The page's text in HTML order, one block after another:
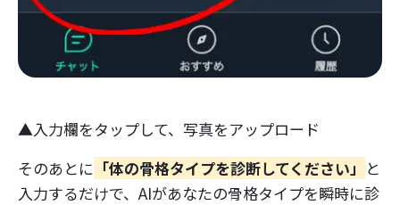
▲入力欄をタップして、写真をアップロード
そのあとに 「体の骨格タイプを診断してください」 と
入力するだけで、AIがあなたの骨格タイプを瞬時に診